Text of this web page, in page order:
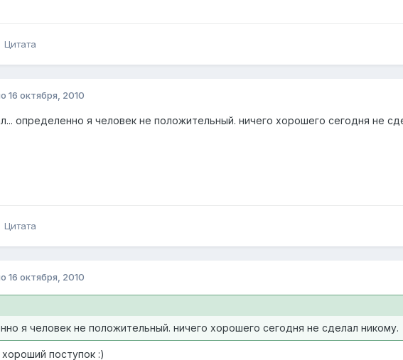
Цитата
16 октября, 2010
определенно я человек не положительный. ничего хорошего сегодня не
Цитата
16 октября, 2010
я человек не положительный. ничего хорошего сегодня не сделал никому.
поступок :)